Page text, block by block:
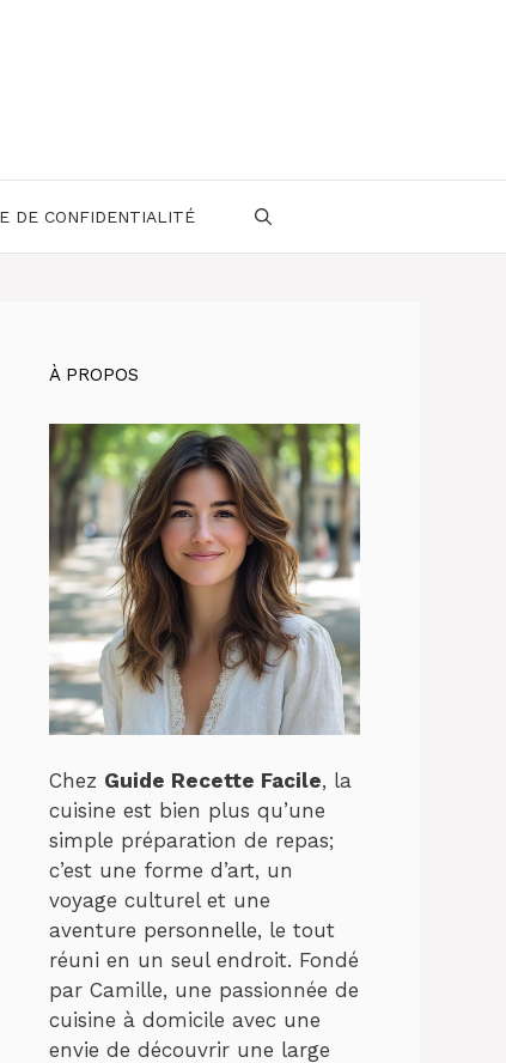
DE CONFIDENTIALITÉ
À PROPOS
Chez Guide Recette Facile, la
cuisine est bien plus qu’une
simple préparation de repas;
c’est une forme d’art, un
voyage culturel et une
aventure personnelle, le tout
réuni en un seul endroit. Fondé
par Camille, une passionnée de
cuisine à domicile avec une
envie de découvrir une large